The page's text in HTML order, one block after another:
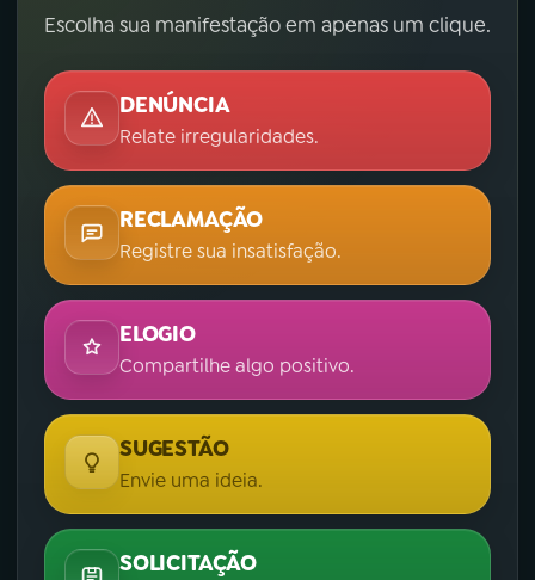
Escolha sua manifestação em apenas um clique.
DENÚNCIA
Relate irregularidades.
RECLAMAÇÃO
Registre sua insatisfação.
ELOGIO
Compartilhe algo positivo.
SUGESTÃO
Envie uma ideia.
SOLICITAÇÃO